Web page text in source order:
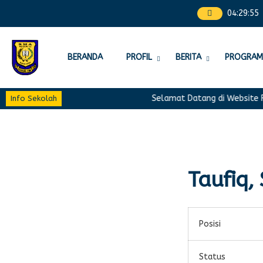
04:29:55
BERANDA PROFIL BERITA PROGRAM
Info Sekolah Selamat Datang di Website
Taufiq,
Posisi
Status